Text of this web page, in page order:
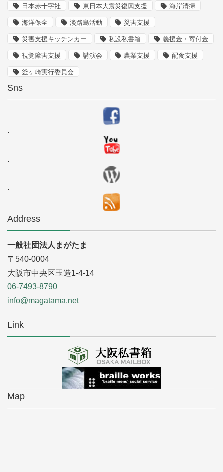
日本赤十字社 東日本大震災復興支援 海岸清掃
海洋保全 淡路島活動 災害支援
災害支援キッチンカー 私設私書箱 義援金・寄付金
視覚障害支援 講演会 農業支援 配食支援
釜ヶ崎実行委員会
Sns
.
.
.
Address
一般社団法人まがたま
〒540-0004
大阪市中央区玉造1-4-14
06-7493-8790
info@magatama.net
Link
Map